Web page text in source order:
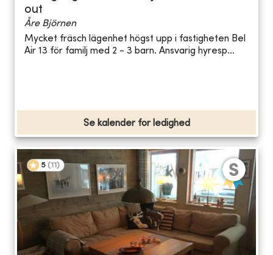
out
Åre Björnen
Mycket fräsch lägenhet högst upp i fastigheten Bel
Air 13 för familj med 2 - 3 barn. Ansvarig hyresp...
Se kalender for ledighed
5 (11 )